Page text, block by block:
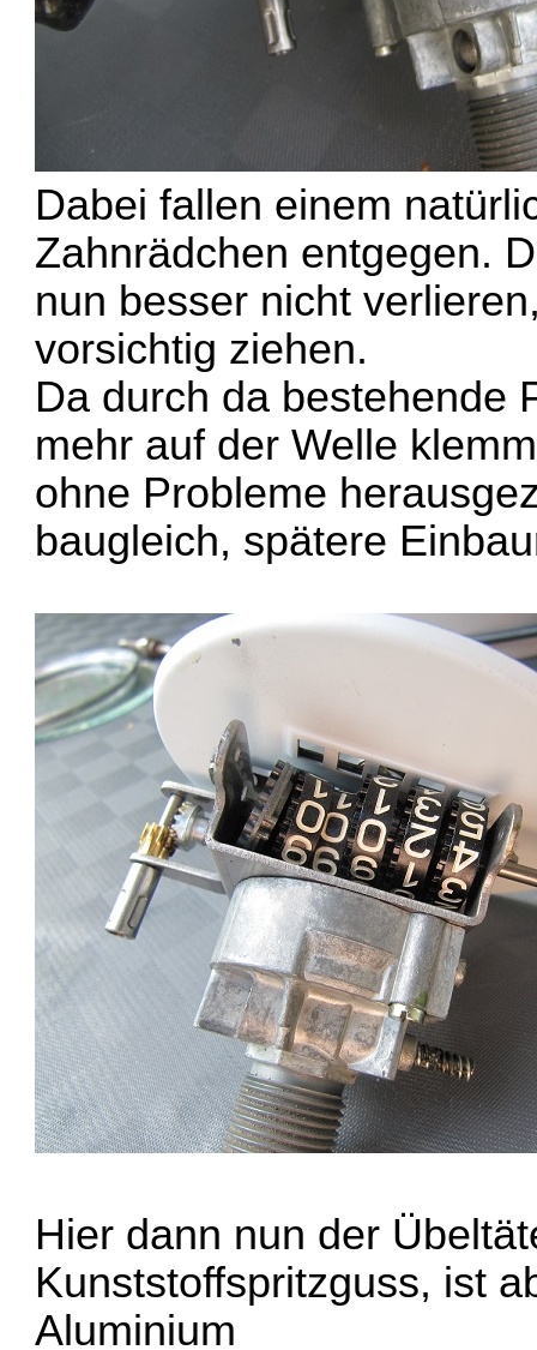
Dabei fallen einem
Zahnrädchen entgegen.
nun besser nicht
vorsichtig ziehen.
Da durch da bestehende
mehr auf der Welle
ohne Probleme
baugleich, spätere
Hier dann nun der
Kunststoffspritzguss, ist
Aluminium